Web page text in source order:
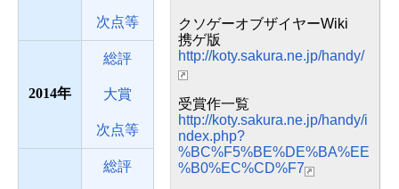
次点等
2014
総評
大賞
次点等
総評
クソゲーオブザイヤーWiki
携ゲ版
http://koty.sakura.ne.jp/handy/
受賞作一覧
http://koty.sakura.ne.jp/handy/i
ndex.php?
%BC%F5%BE%DE%BA%EE
%B0%EC%CD%F7